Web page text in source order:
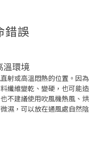
錯誤
溫環境
射或高溫悶熱的位置。因為
纖維變乾、變硬，也可能造
不建議使用吹風機熱風、烘
濕，可以放在通風處自然陰